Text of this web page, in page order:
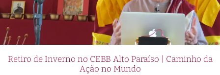
Retiro de Inverno no CEBB Alto Paraíso | Caminho da
Ação no Mundo